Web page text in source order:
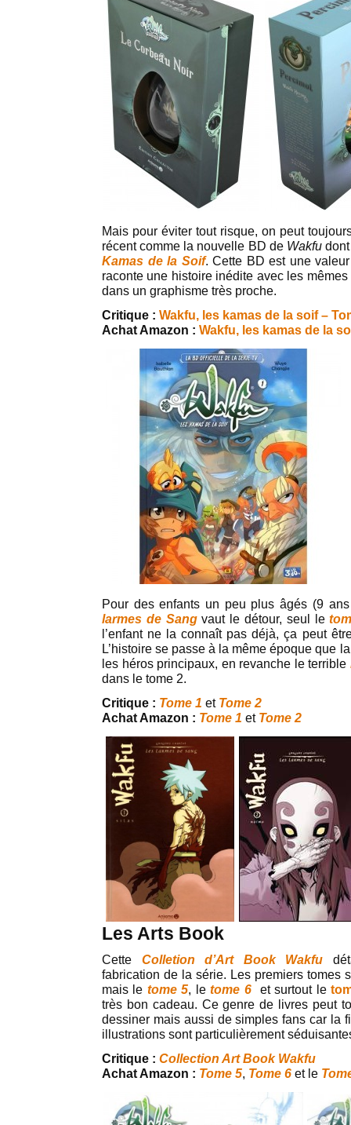
Mais pour éviter tout risque, on peut
récent comme la nouvelle BD de Wakfudont
Kamas de la Soif. Cette BD est une
raconte une histoire inédite avec les
dans un graphisme très proche.
Critique : Wakfu, les kamas de la soif –
Achat Amazon : Wakfu, les kamas de la
Pour des enfants un peu plus âgés (9
larmes de Sangvaut le détour, seul le
l’enfant ne la connaît pas déjà, ça peut
L’histoire se passe à la même époque que
les héros principaux, en revanche le terrible
dans le tome 2.
Critique : Tome 1 et Tome 2
Achat Amazon : Tome 1 et Tome 2
Les Arts Book
Cette Colletion d’Art Book Wakfu
fabrication de la série. Les premiers tomes
mais le tome 5, letome 6et surtout le
très bon cadeau. Ce genre de livres peut
dessiner mais aussi de simples fans car la
illustrations sont particulièrement
Critique : Collection Art Book Wakfu
Achat Amazon : Tome 5, Tome 6 et le